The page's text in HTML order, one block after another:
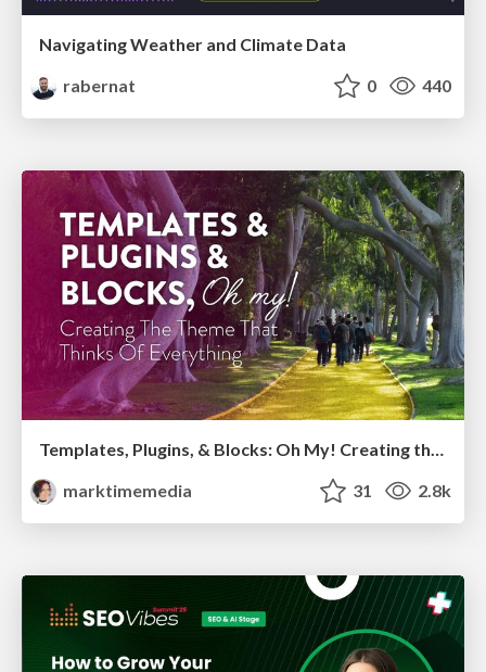
Navigating Weather and Climate Data
rabernat
0 440
Templates, Plugins, & Blocks: Oh My! Creating the theme that thinks of everything
marktimemedia
31 2.8k